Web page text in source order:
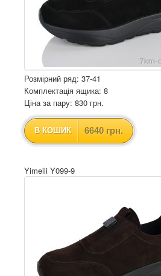
Розмірний ряд: 37-41
Комплектація ящика: 8
Ціна за пару: 830 грн.
В КОШИК 6640 грн.
Yimeili Y099-9